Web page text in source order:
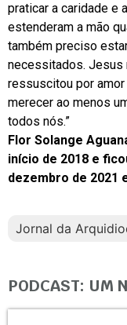
praticar a caridade e
estenderam a mão
também preciso
necessitados. Jesus
ressuscitou por
merecer ao menos
todos nós.”
Flor Solange
início de 2018 e
dezembro de 2021
Jornal da
PODCAST: UM